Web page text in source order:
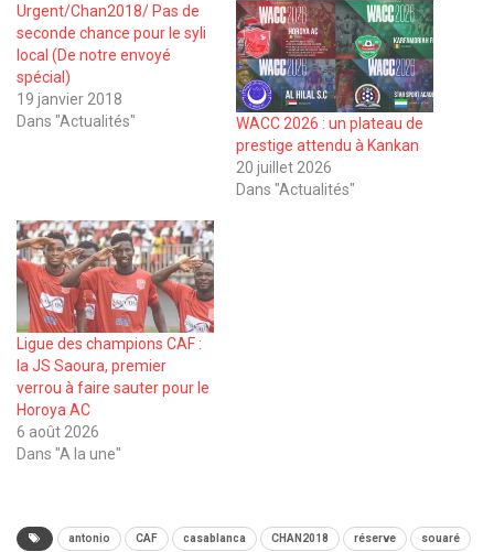
Urgent/Chan2018/ Pas de
seconde chance pour le syli
local (De notre envoyé
spécial)
19 janvier 2018
Dans "Actualités"
WACC 2026 : un plateau de
prestige attendu à Kankan
20 juillet 2026
Dans "Actualités"
Ligue des champions CAF :
la JS Saoura, premier
verrou à faire sauter pour le
Horoya AC
6 août 2026
Dans "A la une"
antonio CAF casablanca CHAN2018 réserve souaré